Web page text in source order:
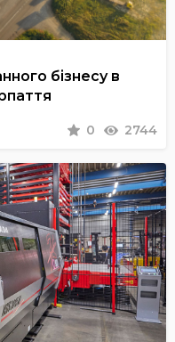
бізнесу в
0 2744